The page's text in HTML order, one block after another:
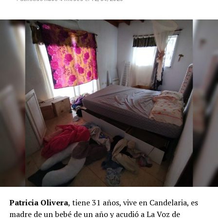
suenan lindas” y se sostiene que dentro de un
diagnóstico “se esconde un mandato”. En ese sentido,
enumera como ejemplos: “No moleste”; “Sé funcional”;
“Rendí bien para que te quieran”.
Y remata:“Tu hijo no es un diagnóstico. Ni un
adjetivo. Es un universo por descubrir”.
advirtieron que debía iniciar el tratamiento cuanto
Desde el 16 de junio Mariza se realiza las sesiones
de radioterapia en Posadas
. Ya completó parte del
tratamiento, pero aún le restan nueve sesiones de rayos
y cuatro de quimioterapia.
Cada lunes debe presentarse a las 7 de la mañana para
realizarse análisis de sangre que determinan si sus
defensas permiten recibir la quimioterapia. Luego
continúa con la radioterapia diaria.
Mientras tanto, sus tres hijos menores quedaron
repartidos entre familiares y vecinos. La adolescente de
13 años permanece en la casa, una niña de seis está al
cuidado de una vecina y el bebé se queda con sus
abuelos.
Patricia Olivera, tiene 31 años, vive en Candelaria, es
madre de un bebé de un año y acudió a La Voz de